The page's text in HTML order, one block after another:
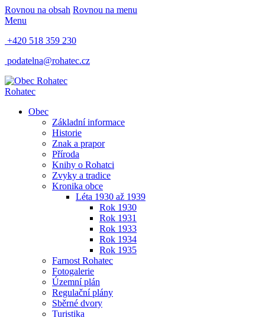
Rovnou na obsah Rovnou na menu
Menu
+420 518 359 230
podatelna@rohatec.cz
Rohatec
Obec
Základní informace
Historie
Znak a prapor
Příroda
Knihy o Rohatci
Zvyky a tradice
Kronika obce
Léta 1930 až 1939
Rok 1930
Rok 1931
Rok 1933
Rok 1934
Rok 1935
Farnost Rohatec
Fotogalerie
Územní plán
Regulační plány
Sběrné dvory
Turistika